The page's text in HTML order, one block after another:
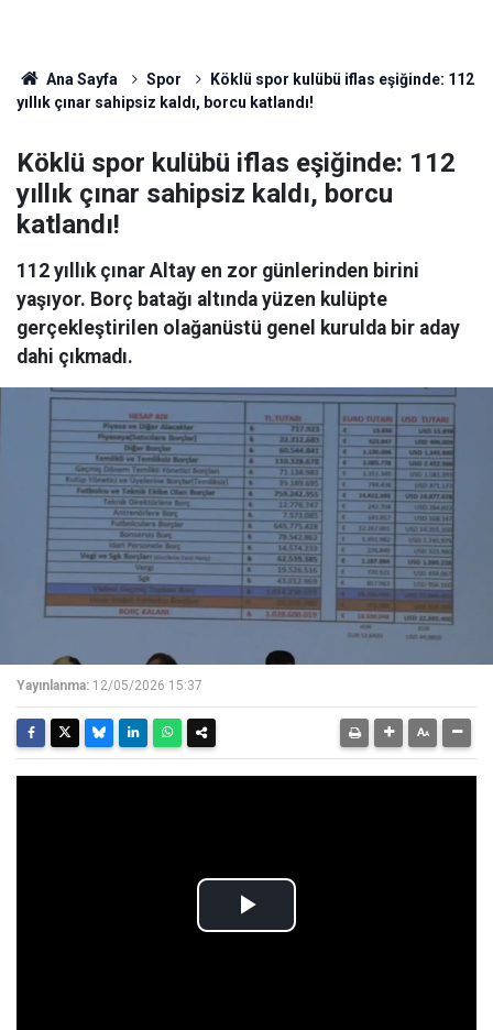
Ana Sayfa Spor
Köklü spor kulübü iflas eşiğinde: 112
yıllık çınar sahipsiz kaldı, borcu katlandı!
Köklü spor kulübü iflas eşiğinde: 112
yıllık çınar sahipsiz kaldı, borcu
katlandı!
112 yıllık çınar Altay en zor günlerinden birini
yaşıyor. Borç batağı altında yüzen kulüpte
gerçekleştirilen olağanüstü genel kurulda bir aday
dahi çıkmadı.
Yayınlanma: 12/05/2026 15:37